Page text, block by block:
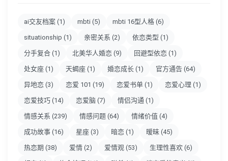
ai交友档案 (1) mbti (5) mbti 16型人格 (6)
situationship (1) 亲密关系 (2) 依恋类型 (1)
分手复合 (1) 北美华人婚恋 (9) 回避型依恋 (1)
处女座 (1) 天蝎座 (1) 婚恋成长 (1) 官方通告 (64)
异地恋 (3) 恋爱 101 (19) 恋爱书单 (1) 恋爱心理 (1)
恋爱技巧 (14) 恋爱脑 (7) 情侣沟通 (1)
情感关系 (239) 情感问题 (64) 情绪价值 (4)
成功故事 (16) 星座 (3) 暗恋 (1) 暧昧 (45)
热恋期 (38) 爱情 (2) 爱情观 (53) 生理性喜欢 (6)